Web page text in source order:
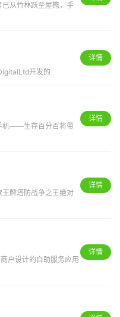
从竹林跃至屋檐，手
开发的
详情
机——生存百分百将带
详情
牌塔防战争之王绝对
详情
户设计的自助服务应用
详情